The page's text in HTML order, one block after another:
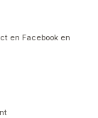
en Facebook en